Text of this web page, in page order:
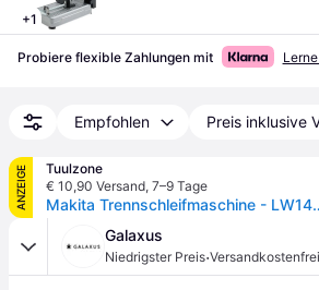
+1
Probiere flexible Zahlungen mit
Empfohlen Preis inklusive
ANZEIGE
Tuulzone
€ 10,90 Versand, 7–9 Tage
Makita
Galaxus
Niedrigster Preis·Versandkostenfrei